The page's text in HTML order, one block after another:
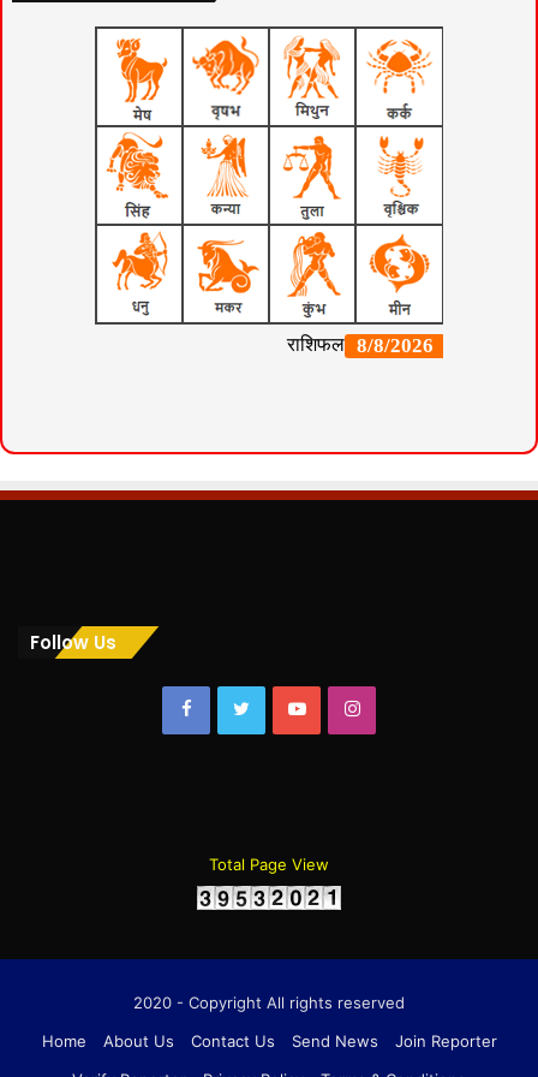
Follow Us
FacebookTwitterYouTubeInstagram
Total Page View
2020 - Copyright All rights reserved
Home
About Us Contact Us Send News
Join Reporter